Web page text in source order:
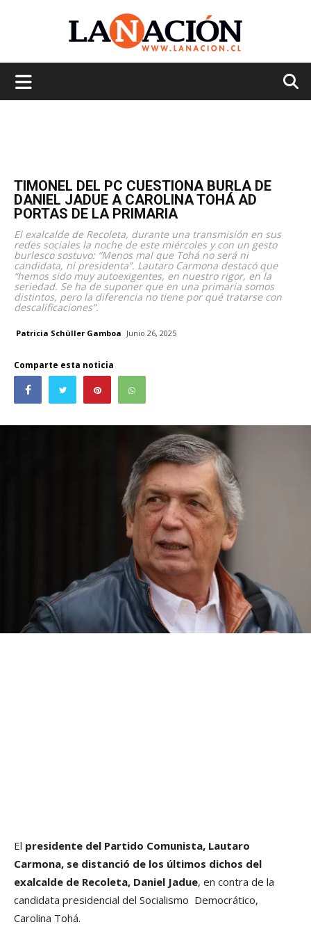
TIMONEL DEL PC CUESTIONA BURLA DE
DANIEL JADUE A CAROLINA TOHÁ AD
PORTAS DE LA PRIMARIA
El exalcalde de Recoleta, durante una transmisión en sus
redes sociales la noche de este miércoles y con un gesto
burlesco sostuvo: “Menos mal que Tohá no será ni
candidata, ni presidenta”. Lautaro Carmona destacó que
“hemos sido muy autoexigentes, en nuestro rigor, en la
seriedad. Se ha de suponer que en una primaria somos
distintos, pero la diferencia no tiene por qué tratarse con
descalificaciones”.
Patricia Schüller Gamboa Junio 26, 2025
Comparte esta noticia
El presidente del Partido Comunista, Lautaro
Carmona, se distanció de los últimos dichos del
exalcalde de Recoleta, Daniel Jadue, en contra de la
candidata presidencial del Socialismo Democrático,
Carolina Tohá.